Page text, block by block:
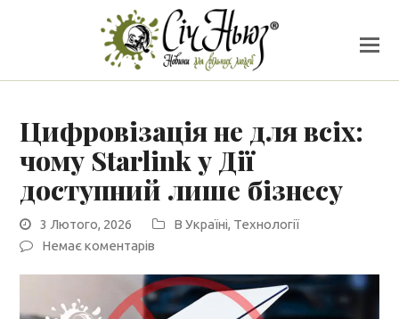
Цифровізація не для всіх:
чому Starlink у Дії
доступний лише бізнесу
3 Лютого, 2026 В Україні, Технології
Немає коментарів